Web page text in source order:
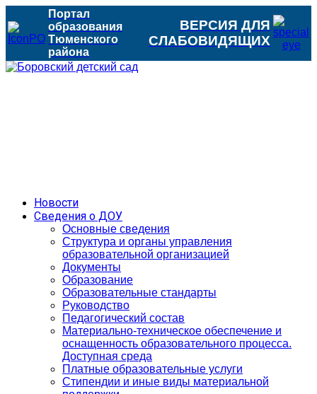
Портал
образования
Тюменского
района
ВЕРСИЯ ДЛЯ
СЛАБОВИДЯЩИХ
Новости
Сведения о ДОУ
Основные сведения
Структура и органы управления
образовательной организацией
Документы
Образование
Образовательные стандарты
Руководство
Педагогический состав
Материально-техническое обеспечение и
оснащенность образовательного процесса.
Доступная среда
Платные образовательные услуги
Стипендии и иные виды материальной